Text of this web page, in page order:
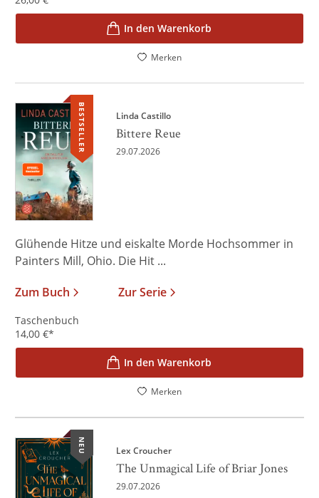
In den Warenkorb
Merken
BESTSELLER Linda Castillo
Bittere Reue
29.07.2026
Glühende Hitze und eiskalte Morde Hochsommer in
Painters Mill, Ohio. Die Hit ...
Zum Buch
Zur Serie
Taschenbuch
14,00 €*
In den Warenkorb
Merken
NEU Lex Croucher
The Unmagical Life of Briar Jones
29.07.2026